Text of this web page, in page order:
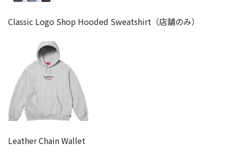
Classic Logo Shop Hooded Sweatshirt（店舗のみ）
Leather Chain Wallet